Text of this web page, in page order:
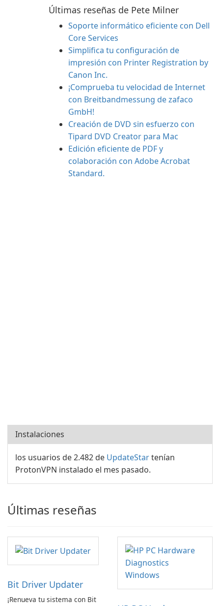
Últimas reseñas de Pete Milner
Soporte informático eficiente con Dell
Core Services
Simplifica tu configuración de
impresión con Printer Registration by
Canon Inc.
¡Comprueba tu velocidad de Internet
con Breitbandmessung de zafaco
GmbH!
Creación de DVD sin esfuerzo con
Tipard DVD Creator para Mac
Edición eficiente de PDF y
colaboración con Adobe Acrobat
Standard.
Instalaciones
los usuarios de 2.482 de UpdateStartenían
ProtonVPN instalado el mes pasado.
Últimas reseñas
Bit Driver Updater
¡Renueva tu sistema con Bit